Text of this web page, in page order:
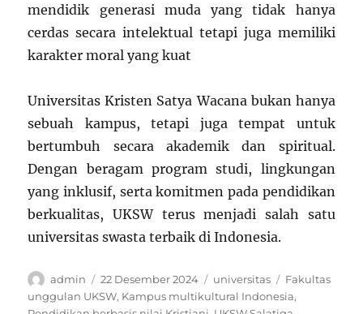
mendidik generasi muda yang tidak hanya
cerdas secara intelektual tetapi juga memiliki
karakter moral yang kuat
Universitas Kristen Satya Wacana bukan hanya
sebuah kampus, tetapi juga tempat untuk
bertumbuh secara akademik dan spiritual.
Dengan beragam program studi, lingkungan
yang inklusif, serta komitmen pada pendidikan
berkualitas, UKSW terus menjadi salah satu
universitas swasta terbaik di Indonesia.
Author
admin
Posted
on
22 Desember 2024 Categories
universitas Tags
Fakultas
unggulan UKSW, Kampus multikultural Indonesia,